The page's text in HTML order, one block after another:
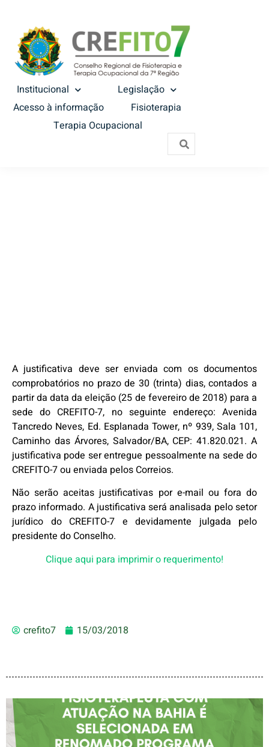
Institucional
Legislação
Acesso à informação
Fisioterapia
Terapia Ocupacional
A justificativa deve ser enviada com os documentos
comprobatórios no prazo de 30 (trinta) dias, contados a
partir da data da eleição (25 de fevereiro de 2018) para a
sede do CREFITO-7, no seguinte endereço: Avenida
Tancredo Neves, Ed. Esplanada Tower, nº 939, Sala 101,
Caminho das Árvores, Salvador/BA, CEP: 41.820.021. A
justificativa pode ser entregue pessoalmente na sede do
CREFITO-7 ou enviada pelos Correios.
Não serão aceitas justificativas por e-mail ou fora do
prazo informado. A justificativa será analisada pelo setor
jurídico do CREFITO-7 e devidamente julgada pelo
presidente do Conselho.
Clique aqui para imprimir o requerimento!
crefito7 15/03/2018